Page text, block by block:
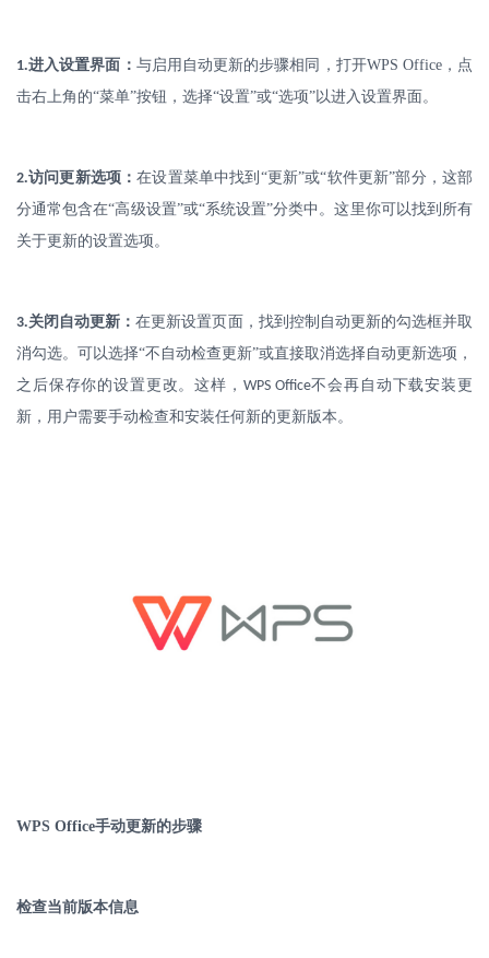
1.进入设置界面： 与启用自动更新的步骤相同，打开WPS Office，点
击右上角的“菜单”按钮，选择“设置”或“选项”以进入设置界面。
2.访问更新选项：在设置菜单中找到 “更新”或“软件更新”部分，这部
分通常包含在“高级设置”或“系统设置”分类中。这里你可以找到所有
关于更新的设置选项。
3.关闭自动更新：在更新设置页面，找到控制自动更新的勾选框并取
消勾选。可以选择“不自动检查更新”或直接取消选择自动更新选项，
之后保存你的设置更改。这样， WPS Office不会再自动下载安装更
新，用户需要手动检查和安装任何新的更新版本。
WPS Office手动更新的步骤
检查当前版本信息